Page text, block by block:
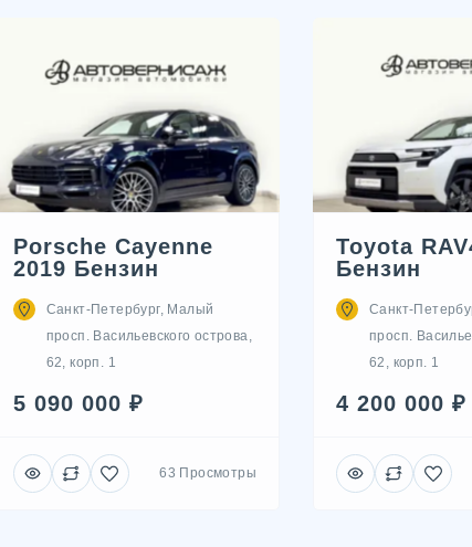
Porsche Cayenne
2019 Бензин
Санкт-Петербург, Малый
просп. Васильевского острова,
62, корп. 1
5 090 000 ₽
63 Просмотры
Toyota
Бензин
Санкт-
просп.
62, корп. 1
4 200 000 ₽